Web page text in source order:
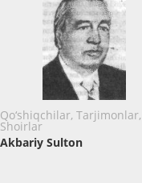
Qo‘shiqchilar, Tarjimonlar,
Shoirlar
Akbariy Sulton